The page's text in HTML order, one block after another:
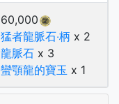
60,000
猛者龍脈石‧柄 x 2
龍脈石 x 3
蠻顎龍的寶玉 x 1